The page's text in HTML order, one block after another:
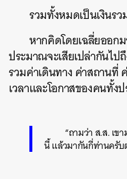
รวมทั้งหมดเป็นเงินรว
หากคิดโดยเฉลี่ยออก
ประมาณจะเสียเปล่ากันไป
รวมค่าเดินทาง ค่าสถานที่
เวลาและโอกาสของคนทั้ง
“ถามว่า ส.ส. เข
นี้ แล้วมากันกี่ท่านครับ
ค้นหา
SHARE